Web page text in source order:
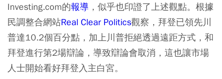
Investing.com的報導 ，似乎也印證了上述觀點。根據
民調整合網站Real Clear Politics觀察，拜登已領先川
普達10.2個百分點，加上川普拒絕透過遠距方式，和
拜登進行第2場辯論，導致辯論會取消，這也讓市場
人士開始看好拜登入主白宮。